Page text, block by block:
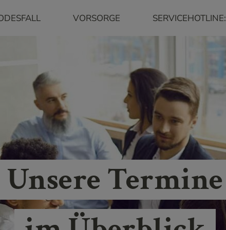
VORSORGE SERVICEHOTLINE:
Unsere Termine